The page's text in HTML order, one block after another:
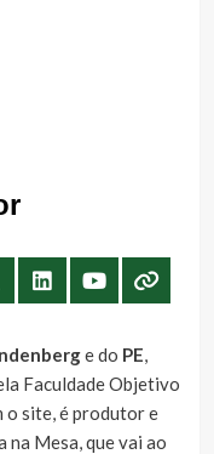
e do PE,
Faculdade Objetivo
o site, é produtor e
Mesa, que vai ao